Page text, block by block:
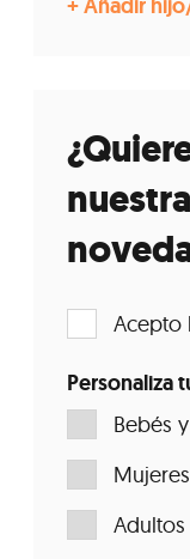
Acepto
Personaliza
Bebés
Mujeres